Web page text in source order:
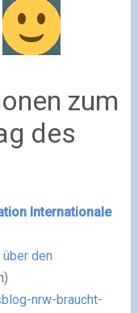
zum
des
Internationale
den
nrw-braucht-